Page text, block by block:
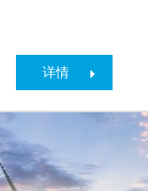
详情